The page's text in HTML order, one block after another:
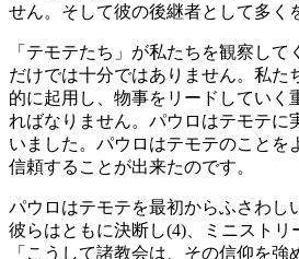
せん。そして彼の後継者として多く
「テモテたち」が私たちを観察して
だけでは十分ではありません。私た
的に起用し、物事をリードしていく
ればなりません。パウロはテモテに
いました。パウロはテモテのことを
信頼することが出来たのです。
パウロはテモテを最初からふさわし
彼らはともに決断し(4)、ミニストリ
「こうして諸教会は、その信仰を